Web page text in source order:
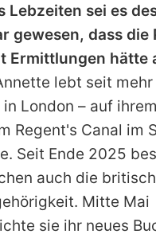
Lebzeiten sei es
gewesen, dass die
Ermittlungen hätte
lebt seit mehr
London – auf
Regent's Canal im
Seit Ende 2025
auch die
Mitte Mai
sie ihr neues